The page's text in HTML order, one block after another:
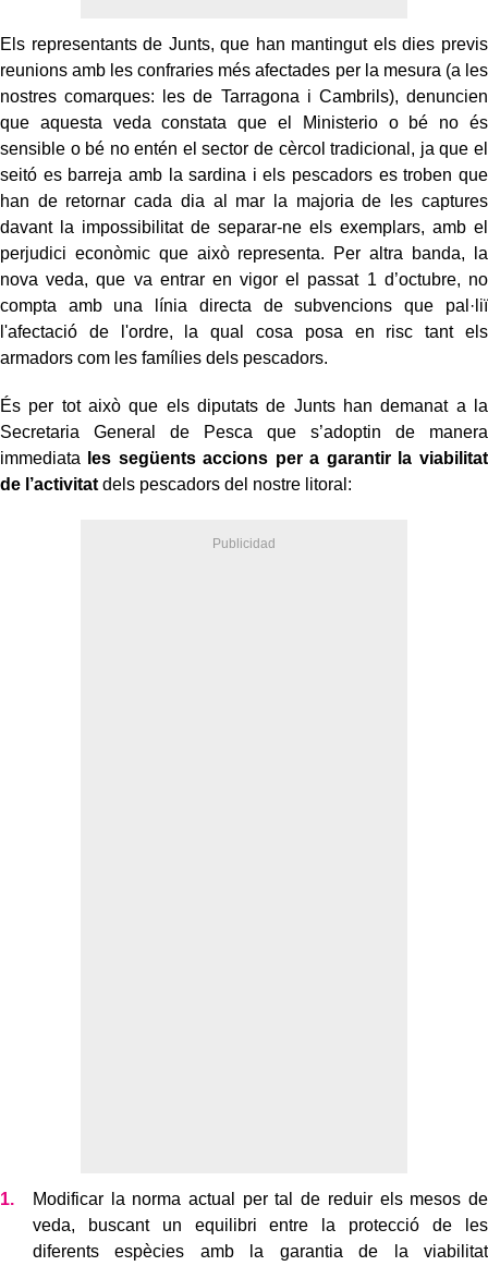
Els representants de Junts, que han mantingut els dies previs
reunions amb les confraries més afectades per la mesura (a les
nostres comarques: les de Tarragona i Cambrils), denuncien
que aquesta veda constata que el Ministerio o bé no és
sensible o bé no entén el sector de cèrcol tradicional, ja que el
seitó es barreja amb la sardina i els pescadors es troben que
han de retornar cada dia al mar la majoria de les captures
davant la impossibilitat de separar-ne els exemplars, amb el
perjudici econòmic que això representa. Per altra banda, la
nova veda, que va entrar en vigor el passat 1 d’octubre, no
compta amb una línia directa de subvencions que pal·liï
l'afectació de l'ordre, la qual cosa posa en risc tant els
armadors com les famílies dels pescadors.
És per tot això que els diputats de Junts han demanat a la
Secretaria General de Pesca que s’adoptin de manera
immediata les següents accions per a garantir la viabilitat
de l’activitat dels pescadors del nostre litoral:
Modificar la norma actual per tal de reduir els mesos de
veda, buscant un equilibri entre la protecció de les
diferents espècies amb la garantia de la viabilitat